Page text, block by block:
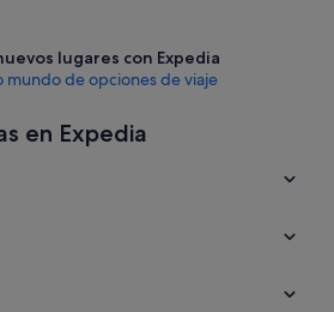
lugares con Expedia
mundo de opciones de viaje
en Expedia